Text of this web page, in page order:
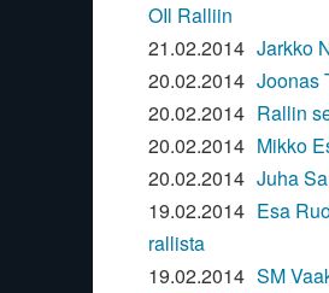
OIl Ralliin
21.02.2014 Jarkko
20.02.2014 Joonas
20.02.2014 Rallin
20.02.2014 Mikko
20.02.2014 Juha
19.02.2014 Esa
rallista
19.02.2014 SM